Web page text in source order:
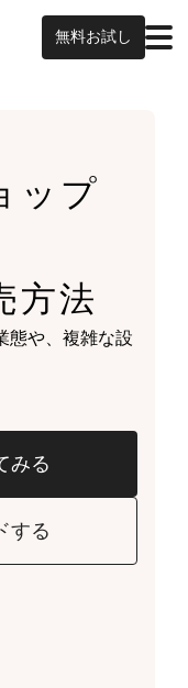
無料お試し
ップ
方法
態や、複雑な設
みる
する